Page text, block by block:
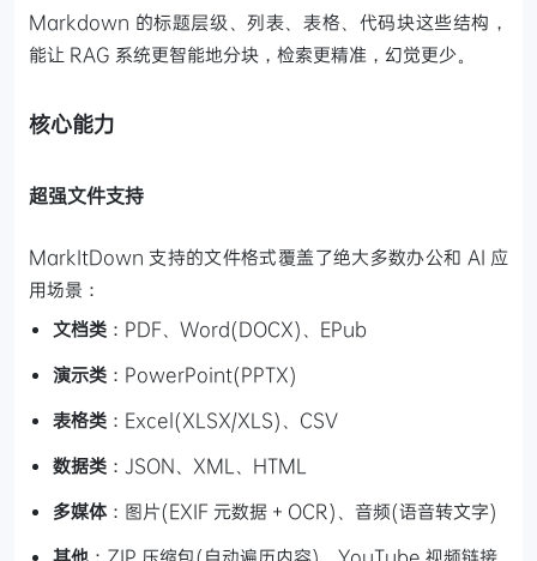
Markdown 的标题层级、列表、表格、代码块这些结构，
能让 RAG 系统更智能地分块，检索更精准，幻觉更少。
核心能力
超强文件支持
MarkItDown 支持的文件格式覆盖了绝大多数办公和 AI 应
用场景：
文档类 ：PDF、Word(DOCX)、EPub
演示类 ：PowerPoint(PPTX)
表格类 ：Excel(XLSX/XLS)、CSV
数据类 ：JSON、XML、HTML
多媒体：图片(EXIF 元数据 + OCR)、音频(语音转文字)
其他 ：ZIP 压缩包(自动遍历内容)、YouTube 视频链接